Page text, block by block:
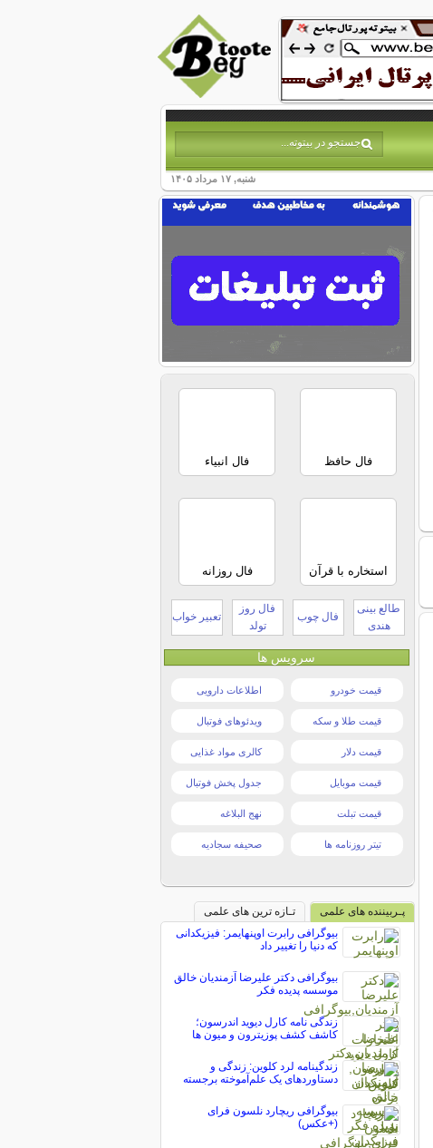
شنبه, ۱۷ مرداد ۱۴۰۵
فال حافظ فال انبیاء
استخاره با قرآن فال روزانه
طالع بینی
هندی
فال چوب
فال روز
تولد
تعبیر خواب
سرویس ها
قیمت خودرو اطلاعات دارویی
قیمت طلا و سکه ویدئوهای فوتبال
قیمت دلار کالری مواد غذایی
قیمت موبایل جدول پخش فوتبال
قیمت تبلت نهج البلاغه
تیتر روزنامه ها صحیفه سجادیه
پـربیننده های علمی
تـازه ترین های علمی
بیوگرافی رابرت اوپنهایمر: فیزیکدانی
که دنیا را تغییر داد
بیوگرافی دکتر علیرضا آزمندیان خالق
موسسه پدیده فکر
زندگی نامه کارل دیوید اندرسون؛
کاشف کشف پوزیترون و میون ها
زندگینامه لرد کلوین: زندگی و
دستاوردهای یک علم‌آموخته برجسته
بیوگرافی ریچارد نلسون فرای
(+عکس)